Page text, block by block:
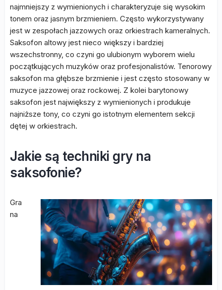
najmniejszy z wymienionych i charakteryzuje się wysokim
tonem oraz jasnym brzmieniem. Często wykorzystywany
jest w zespołach jazzowych oraz orkiestrach kameralnych.
Saksofon altowy jest nieco większy i bardziej
wszechstronny, co czyni go ulubionym wyborem wielu
początkujących muzyków oraz profesjonalistów. Tenorowy
saksofon ma głębsze brzmienie i jest często stosowany w
muzyce jazzowej oraz rockowej. Z kolei barytonowy
saksofon jest największy z wymienionych i produkuje
najniższe tony, co czyni go istotnym elementem sekcji
dętej w orkiestrach.
Jakie są techniki gry na
saksofonie?
Gra
na